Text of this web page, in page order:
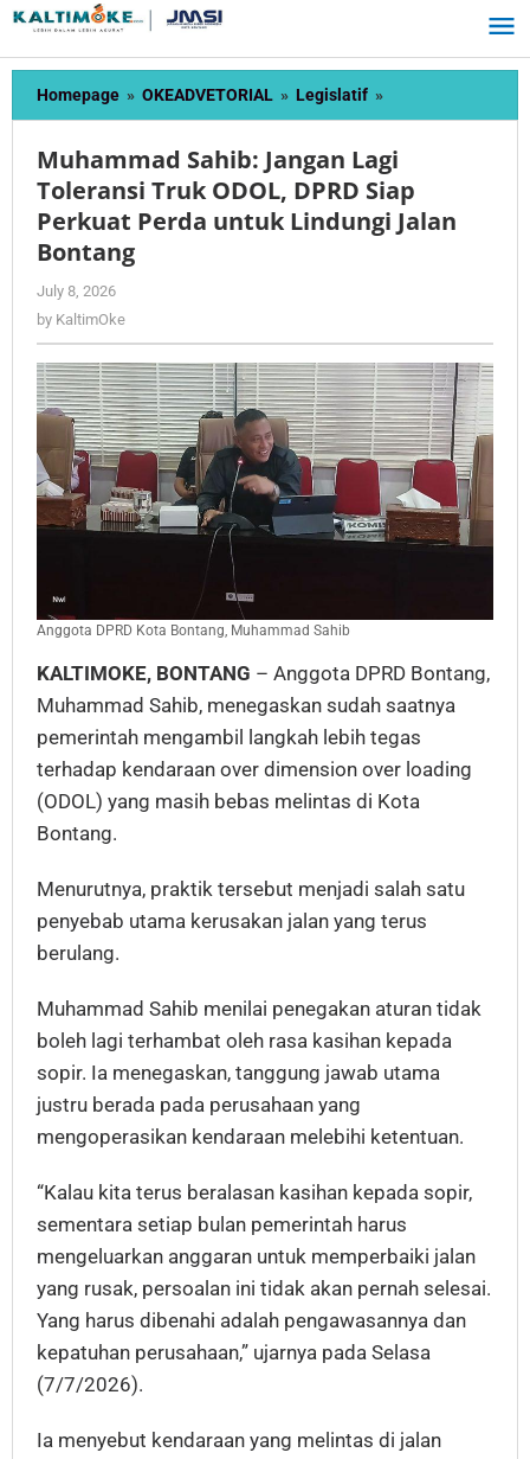
Skip
content
Homepage » OKEADVETORIAL » Legislatif »
Sahib:
Lagi
Toleransi
Truk
Perda
untuk
Lindungi
Jalan
Bontang
Muhammad Sahib: Jangan Lagi
Toleransi Truk ODOL, DPRD Siap
Perkuat Perda untuk Lindungi Jalan
Bontang
July 8, 2026
by KaltimOke
Anggota DPRD Kota Bontang, Muhammad Sahib
KALTIMOKE, BONTANG – Anggota DPRD Bontang,
Muhammad Sahib, menegaskan sudah saatnya
pemerintah mengambil langkah lebih tegas
terhadap kendaraan over dimension over loading
(ODOL) yang masih bebas melintas di Kota
Bontang.
Menurutnya, praktik tersebut menjadi salah satu
penyebab utama kerusakan jalan yang terus
berulang.
Muhammad Sahib menilai penegakan aturan tidak
boleh lagi terhambat oleh rasa kasihan kepada
sopir. Ia menegaskan, tanggung jawab utama
justru berada pada perusahaan yang
mengoperasikan kendaraan melebihi ketentuan.
“Kalau kita terus beralasan kasihan kepada sopir,
sementara setiap bulan pemerintah harus
mengeluarkan anggaran untuk memperbaiki jalan
yang rusak, persoalan ini tidak akan pernah selesai.
Yang harus dibenahi adalah pengawasannya dan
kepatuhan perusahaan,” ujarnya pada Selasa
(7/7/2026).
Ia menyebut kendaraan yang melintas di jalan